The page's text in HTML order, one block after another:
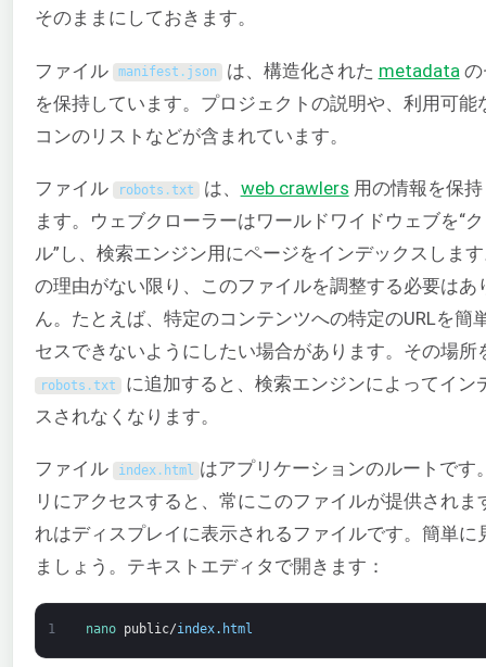
そのままにしておきます。
ファイル manifest . json は、構造化された metadata
を保持しています。プロジェクトの説明や、利用可能
コンのリストなどが含まれています。
ファイル robots .txt は、 web crawlers 用の情報を保
ます。ウェブクローラーはワールドワイドウェブを“
ル”し、検索エンジン用にページをインデックスしま
の理由がない限り、このファイルを調整する必要はあ
ん。たとえば、特定のコンテンツへの特定のURLを簡
セスできないようにしたい場合があります。その場所
robots .txt に追加すると、検索エンジンによってイン
スされなくなります。
ファイル index. html はアプリケーションのルートです
リにアクセスすると、常にこのファイルが提供されま
れはディスプレイに表示されるファイルです。簡単に
ましょう。テキストエディタで開きます：
1 nano public/index. html